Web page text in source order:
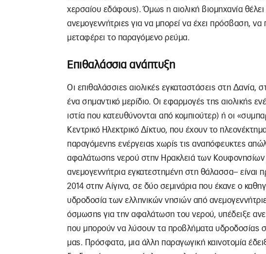
χερσαίου εδάφους). Όμως η αιολική βιομηχανία
ανεμογεννήτριες για να μπορεί να έχει πρόσβαση,
μεταφέρει το παραγόμενο ρεύμα.
Επιθαλάσσια ανάπτυξη
Οι επιθαλάσσιες αιολικές εγκαταστάσεις στη Δανία,
ένα σημαντικό μερίδιο. Οι εφαρμογές της αιολικής
ιστία που κατευθύνονται από κομπιούτερ) ή οι
Κεντρικό Ηλεκτρικό Δίκτυο, που έχουν το
παραγόμενης ενέργειας χωρίς τις αναπόφευκτες
αφαλάτωσης νερού στην Ηρακλειά των
ανεμογεννήτρια εγκατεστημένη στη θάλασσα– είναι
2014 στην Αίγινα, σε δύο σεμινάρια που έκανε ο
υδροδοσία των ελληνικών νησιών από
όσμωσης για την αφαλάτωση του νερού, υπέδειξε
που μπορούν να λύσουν τα προβλήματα υδροδοσίας
μας. Πρόσφατα, μια άλλη παραγωγική καινοτομία